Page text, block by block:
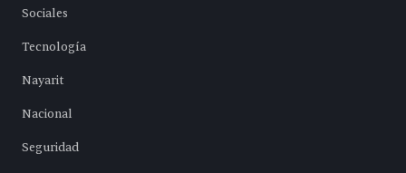
Sociales
Tecnología
Nayarit
Nacional
Seguridad